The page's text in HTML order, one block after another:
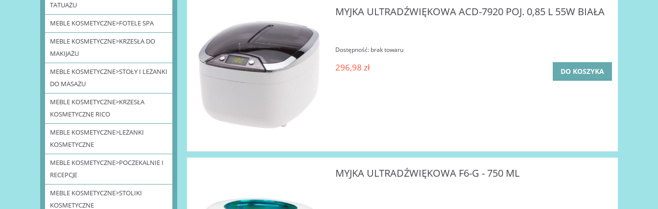
TATUAŻU
MEBLE KOSMETYCZNE>FOTELE SPA
MEBLE KOSMETYCZNE>KRZESŁA DO
MAKIJAŻU
MEBLE KOSMETYCZNE>STOŁY I LEŻANKI
DO MASAŻU
MEBLE KOSMETYCZNE>KRZESŁA
KOSMETYCZNE RICO
MEBLE KOSMETYCZNE>LEŻANKI
KOSMETYCZNE
MEBLE KOSMETYCZNE>POCZEKALNIE I
RECEPCJE
MEBLE KOSMETYCZNE>STOLIKI
KOSMETYCZNE
MYJKA ULTRADŹWIĘKOWA ACD-7920 POJ. 0,85 L 55W BIAŁA
Dostępność: brak towaru
296,98 zł DO KOSZYKA
MYJKA ULTRADŹWIĘKOWA F6-G - 750 ML